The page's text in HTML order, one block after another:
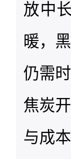
放中
暖，
仍需
焦炭
与成